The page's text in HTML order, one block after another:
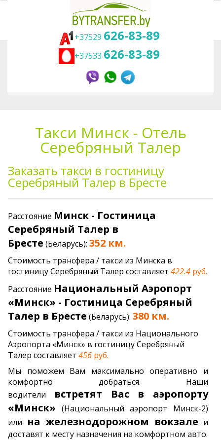
+37529 626-83-89
+37533 626-83-89
Главная
Такси в гостиницы Беларуси
Отель Серебряный Талер
Такси Минск - Отель
Серебряный Талер
Заказать такси в гостиницу
Серебряный Талер в Бресте
Расстояние Минск - Гостиница
Серебряный Талер в
Бресте (Беларусь): 352 км.
Стоимость трансфера / такси из Минска в
гостиницу Серебряный Талер составляет 422.4 руб.
Расстояние Национальный Аэропорт
«Минск» - Гостиница Серебряный
Талер в Бресте (Беларусь): 380 км.
Стоимость трансфера / такси из Национального
Аэропорта «Минск» в гостиницу Серебряный
Талер составляет 456 руб.
Мы поможем Вам максимально оперативно и
комфортно добраться. Наши
водители
встретят Вас в аэропорту
«Минск» (Национальный аэропорт Минск-2)
или на железнодорожном вокзале и
доставят к месту назначения на комфортном авто.